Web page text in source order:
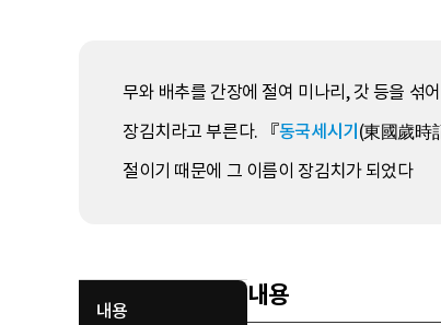
무와 배추를 간장에 절여 미나리, 갓 등을 섞
장김치라고 부른다. 『동국세시기 (東國歲時
절이기 때문에 그 이름이 장김치가 되었다
내용
내용